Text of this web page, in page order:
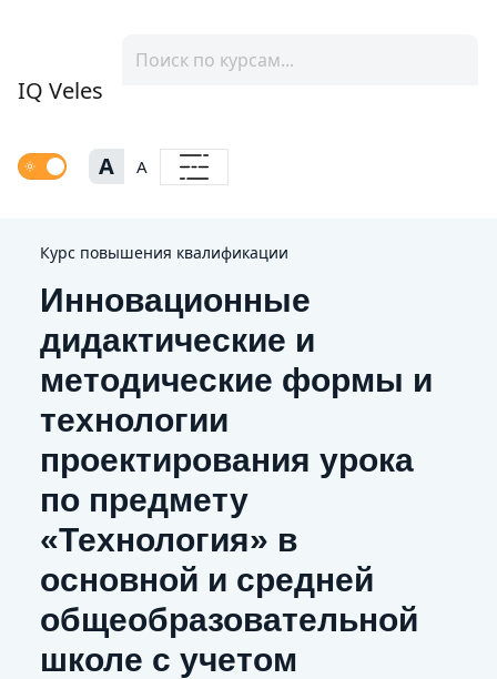
IQ Veles
A A
Курс повышения квалификации
Инновационные
дидактические и
методические формы и
технологии
проектирования урока
по предмету
«Технология» в
основной и средней
общеобразовательной
школе с учетом